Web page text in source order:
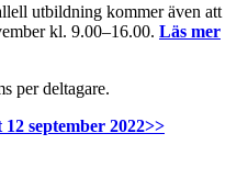
utbildning kommer även att
kl. 9.00–16.00. Läs mer
per deltagare.
september 2022>>